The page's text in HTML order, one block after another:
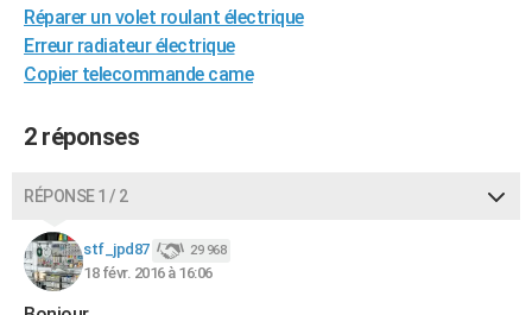
Destinations
City break
Voyage nature
Voyage de noces
Forum
Climat
+PHOTO
GUIDES D'ACHAT
BONS PLANS
Dictionnaire
Biographies
Citations
Expressions
Proverbes
PROGRAMME TV
Réparer un volet roulant électrique
Erreur radiateur électrique
Copier telecommande came
2 réponses
RÉPONSE 1 / 2
stf_jpd87 29 968
18 févr. 2016 à 16:06